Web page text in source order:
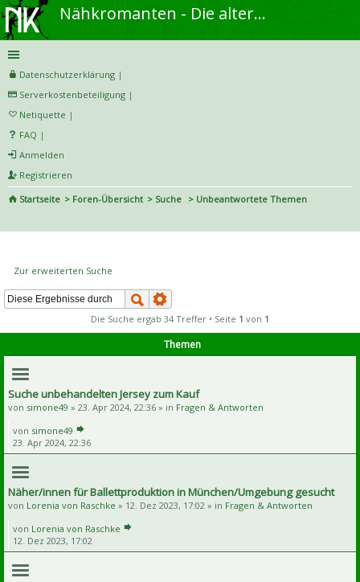
Nähkromanten - Die alternative Näh- und DIY-Community
Datenschutzerklärung |
Serverkostenbeteiligung |
Netiquette |
FAQ |
Anmelden
Registrieren
Startseite
Foren-Übersicht Suche
Unbeantwortete Themen
Zur erweiterten Suche
Die Suche ergab 34 Treffer • Seite 1 von 1
Themen
Suche unbehandelten Jersey zum Kauf
von simone49 » 23. Apr 2024, 22:36 » in Fragen & Antworten
von simone49
23. Apr 2024, 22:36
Näher/innen für Ballettproduktion in München/Umgebung gesucht
von Lorenia von Raschke » 12. Dez 2023, 17:02 » in Fragen & Antworten
von Lorenia von Raschke
12. Dez 2023, 17:02